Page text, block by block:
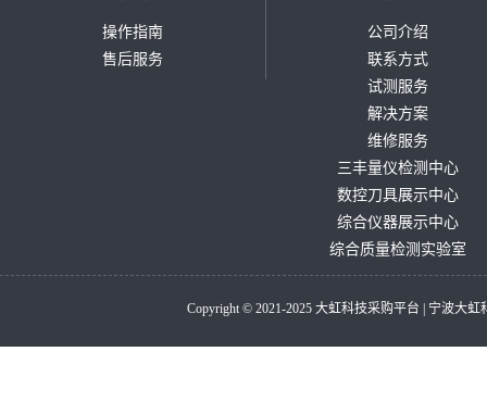
操作指南
售后服务
公司介绍
联系方式
试测服务
解决方案
维修服务
三丰量仪检测中心
数控刀具展示中心
综合仪器展示中心
综合质量检测实验室
Copyright © 2021-2025 大虹科技采购平台 | 宁波大